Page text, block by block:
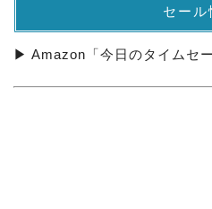
セール
▶ Amazon「今日のタイムセー